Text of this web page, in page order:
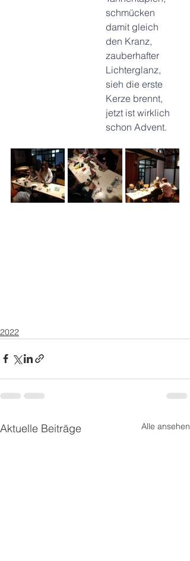
schmücken
damit gleich
den Kranz,
zauberhafter
Lichterglanz,
sieh die erste
Kerze brennt,
jetzt ist wirklich
schon Advent.
2022
Aktuelle Beiträge Alle ansehen